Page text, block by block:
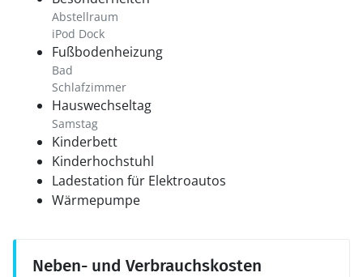
Abstellraum
iPod Dock
Fußbodenheizung
Bad
Schlafzimmer
Hauswechseltag
Samstag
Kinderbett
Kinderhochstuhl
Ladestation für Elektroautos
Wärmepumpe
Neben- und Verbrauchskosten